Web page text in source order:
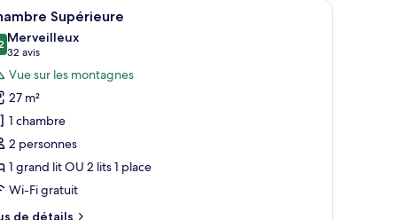
et des montagnes.
une chaise et un téléviseur.
:
Une chambre d’hôtel comprenant un lit, un
16 Supérieure
sur 10
Merveilleux
32 avis
(32 avis)
Vue sur les montagnes
27 m²
1 chambre
2 personnes
1 grand lit OU 2 lits 1 place
Wi-Fi gratuit
de détails